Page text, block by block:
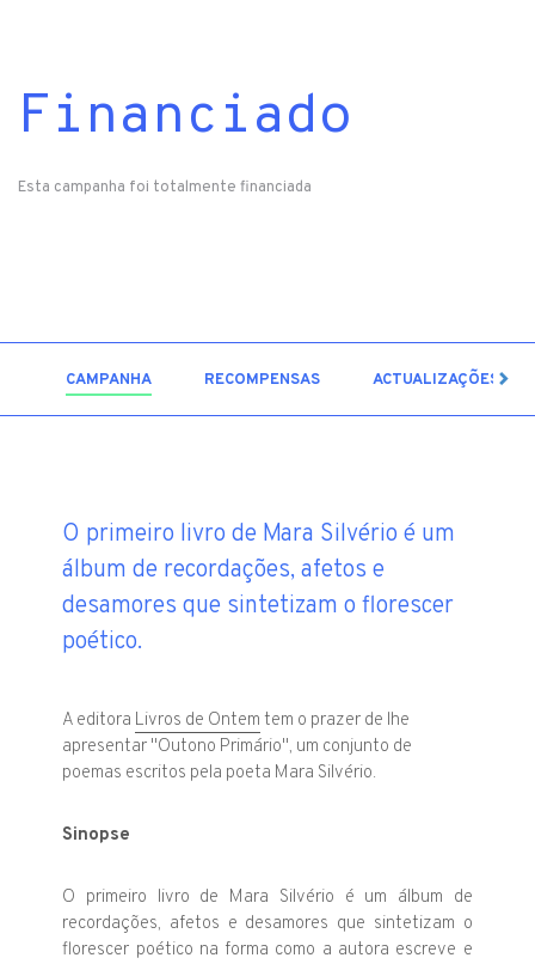
Financiado
Esta campanha foi totalmente financiada
CAMPANHA RECOMPENSAS ACTUALIZAÇÕES
O primeiro livro de Mara Silvério é um
álbum de recordações, afetos e
desamores que sintetizam o florescer
poético.
A editora Livros de Ontem tem o prazer de lhe
apresentar "Outono Primário", um conjunto de
poemas escritos pela poeta Mara Silvério.
Sinopse
O primeiro livro de Mara Silvério é um álbum de
recordações, afetos e desamores que sintetizam o
florescer poético na forma como a autora escreve e